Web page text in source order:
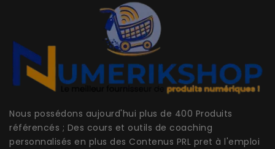
Nous possédons aujourd'hui plus de 400 Produits
référencés ; Des cours et outils de coaching
personnalisés en plus des Contenus PRL pret à l'emploi